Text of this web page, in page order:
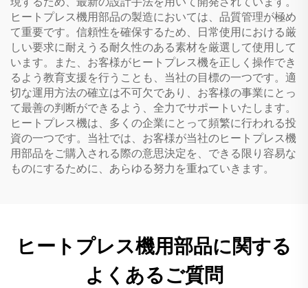
ヒートプレス機用部品の製造においては、品質管理が極め
て重要です。信頼性を確保するため、日常使用における厳
しい要求に耐えうる耐久性のある素材を厳選して使用して
います。また、お客様がヒートプレス機を正しく操作でき
るよう教育支援を行うことも、当社の目標の一つです。適
切な運用方法の確立は不可欠であり、お客様の事業にとっ
て最善の判断ができるよう、全力でサポートいたします。
ヒートプレス機は、多くの企業にとって頻繁に行われる投
資の一つです。当社では、お客様が当社のヒートプレス機
用部品をご購入される際の意思決定を、できる限り容易な
ものにするために、あらゆる努力を重ねていきます。
ヒートプレス機用部品に関する
よくあるご質問